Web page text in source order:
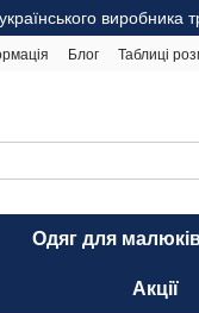
виробника
Блог
Таблиці
Одяг для
Акції